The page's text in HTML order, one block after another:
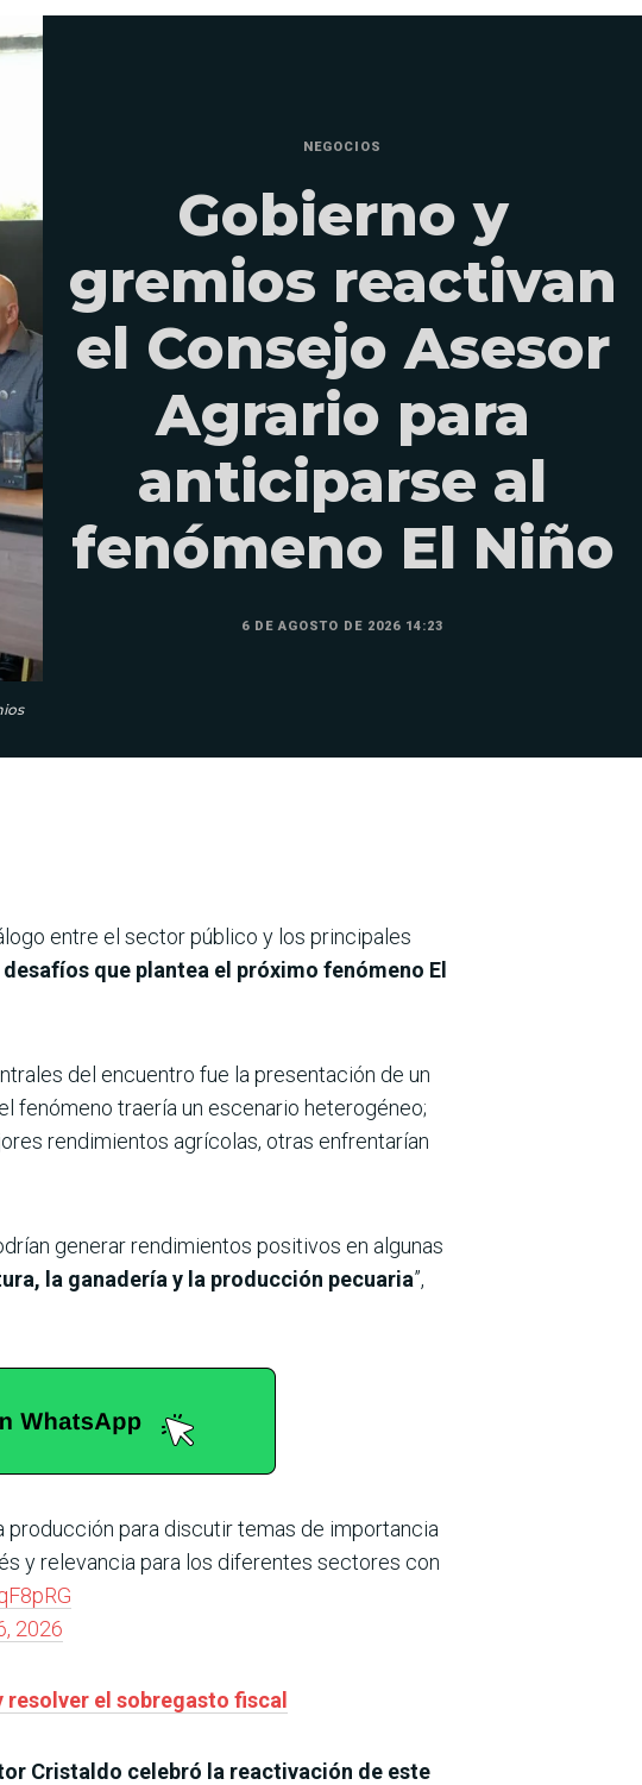
NEGOCIOS
Gobierno y
gremios reactivan
el Consejo Asesor
Agrario para
anticiparse al
fenómeno El Niño
6 DE AGOSTO DE 2026 14:23
entre el sector público y los principales
que plantea el próximo fenómeno El
del encuentro fue la presentación de un
el fenómeno traería un escenario heterogéneo;
rendimientos agrícolas, otras enfrentarían
generar rendimientos positivos en algunas
la ganadería y la producción pecuaria”,
producción para discutir temas de importancia
y relevancia para los diferentes sectores con
2026
resolver el sobregasto fiscal
Cristaldo celebró la reactivación de este